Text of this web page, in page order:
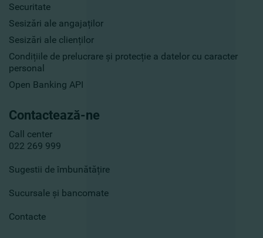
Securitate
Sesizări ale angajaților
Sesizări ale clienților
Condițiile de prelucrare și protecție a datelor cu caracter
personal
Open Banking API
Contactează-ne
Call center
022 269 999
Sugestii de îmbunătățire
Sucursale și bancomate
Contacte